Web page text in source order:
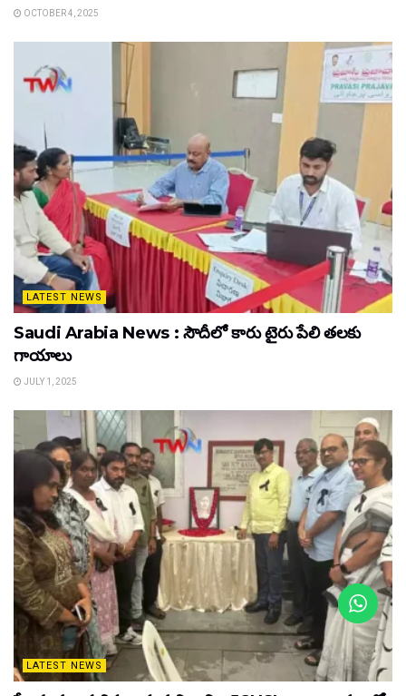
OCTOBER 4, 2025
LATEST NEWS
Saudi Arabia News : సౌదీలో కారు టైరు పేలి తలకు
గాయాలు
JULY 1, 2025
LATEST NEWS